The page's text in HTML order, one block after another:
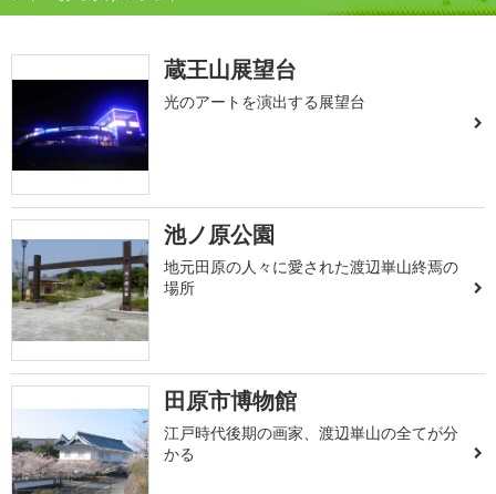
蔵王山展望台
光のアートを演出する展望台
池ノ原公園
地元田原の人々に愛された渡辺崋山終焉の
場所
田原市博物館
江戸時代後期の画家、渡辺崋山の全てが分
かる